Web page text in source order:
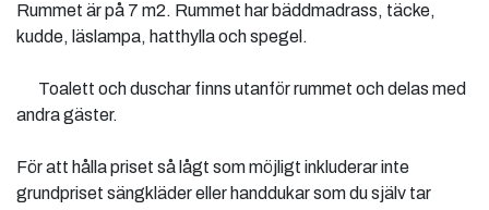
Rummet är på 7 m2. Rummet har bäddmadrass, täcke,
kudde, läslampa, hatthylla och spegel.
Toalett och duschar finns utanför rummet och delas med
andra gäster.
För att hålla priset så lågt som möjligt inkluderar inte
grundpriset sängkläder eller handdukar som du själv tar